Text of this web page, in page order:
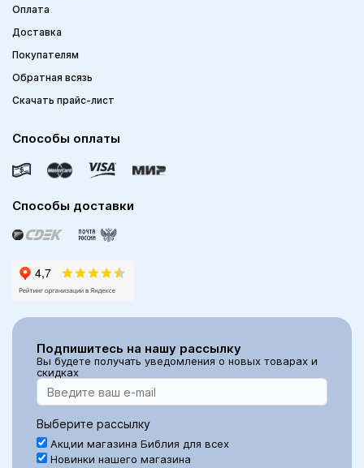
Оплата
Доставка
Покупателям
Обратная всязь
Скачать прайс-лист
Способы оплаты
Способы доставки
Подпишитесь на нашу рассылку
Вы будете получать уведомления о новых товарах и
скидках
Выберите рассылку
Акции магазина Библия для всех
Новинки нашего магазина